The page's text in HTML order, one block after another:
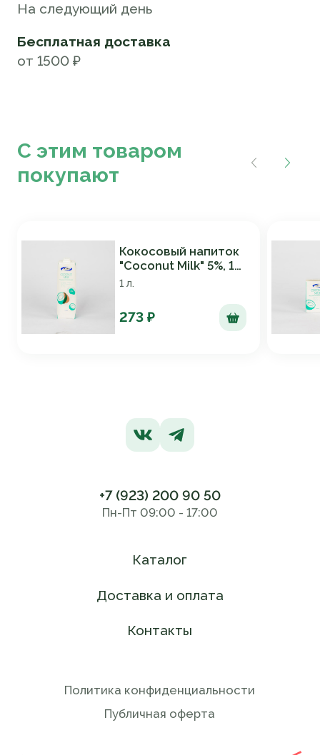
На следующий день
Бесплатная доставка
от 1500 ₽
С этим товаром
покупают
Кокосовый напиток
"Coconut Milk" 5%, 1
литр (12шт/
1 л.
273 ₽
Каталог
Доставка и оплата
Контакты
+7 (923) 200 90 50
Пн-Пт 09:00 - 17:00
Политика конфиденциальности
Публичная оферта